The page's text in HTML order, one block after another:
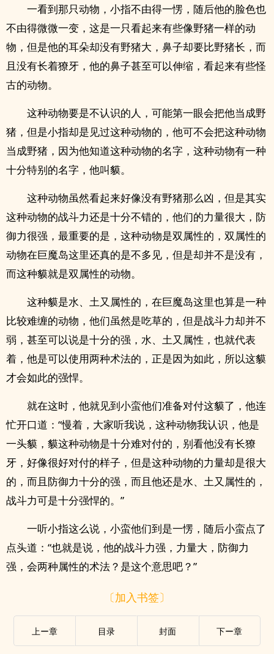
一看到那只动物，小指不由得一愣，随后他的脸色也
不由得微微一变，这是一只看起来有些像野猪一样的动
物，但是他的耳朵却没有野猪大，鼻子却要比野猪长，而
且没有长着獠牙，他的鼻子甚至可以伸缩，看起来有些怪
古的动物。
这种动物要是不认识的人，可能第一眼会把他当成野
猪，但是小指却是见过这种动物的，他可不会把这种动物
当成野猪，因为他知道这种动物的名字，这种动物有一种
十分特别的名字，他叫貘。
这种动物虽然看起来好像没有野猪那么凶，但是其实
这种动物的战斗力还是十分不错的，他们的力量很大，防
御力很强，最重要的是，这种动物是双属性的，双属性的
动物在巨魔岛这里还真的是不多见，但是却并不是没有，
而这种貘就是双属性的动物。
这种貘是水、土又属性的，在巨魔岛这里也算是一种
比较难缠的动物，他们虽然是吃草的，但是战斗力却并不
弱，甚至可以说是十分的强，水、土又属性，也就代表
着，他是可以使用两种术法的，正是因为如此，所以这貘
才会如此的强悍。
就在这时，他就见到小蛮他们准备对付这貘了，他连
忙开口道：“慢着，大家听我说，这种动物我认识，他是
一头貘，貘这种动物是十分难对付的，别看他没有长獠
牙，好像很好对付的样子，但是这种动物的力量却是很大
的，而且防御力十分的强，而且他还是水、土又属性的，
战斗力可是十分强悍的。”
一听小指这么说，小蛮他们到是一愣，随后小蛮点了
点头道：“也就是说，他的战斗力强，力量大，防御力
强，会两种属性的术法？是这个意思吧？”
〔加入书签〕
上ー章 目录 封面 下ー章